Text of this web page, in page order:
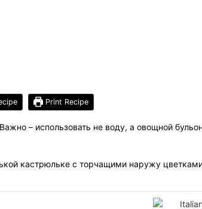
Print Recipe
– использовать не воду, а овощной
кастрюльке с торчащими наружу